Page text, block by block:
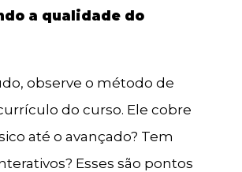
a qualidade do
observe o método de
do curso. Ele cobre
até o avançado? Tem
Esses são pontos